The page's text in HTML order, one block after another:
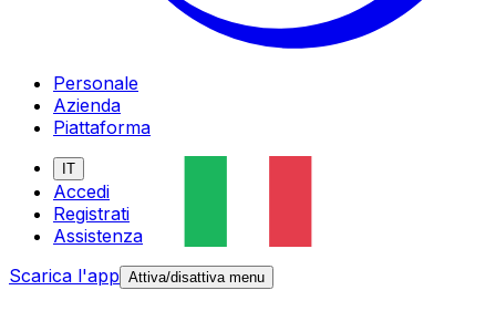
Personale
Azienda
Piattaforma
IT
Accedi
Registrati
Assistenza
Scarica l'app Attiva/disattiva menu